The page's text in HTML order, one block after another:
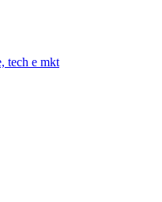
tech e mkt